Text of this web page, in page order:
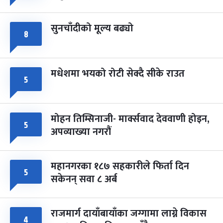
८ सुनचाँदीको मूल्य बढ्यो
५ मधेशमा भयको रोटी सेक्दै सीके राउत
५ मोहन तिम्सिनाजी- मार्क्सवाद देववाणी होइन,
अपव्याख्या नगरौं
५ महानगरका १८७ सहकारीले फिर्ता दिन
सकेनन् सवा ८ अर्ब
४ राजमार्ग दायाँबायाँका जग्गामा लाग्ने विकास